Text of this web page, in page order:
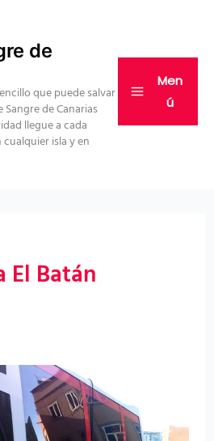
de
que puede salvar
Sangre de Canarias
llegue a cada
isla y en
Men
ú
El Batán